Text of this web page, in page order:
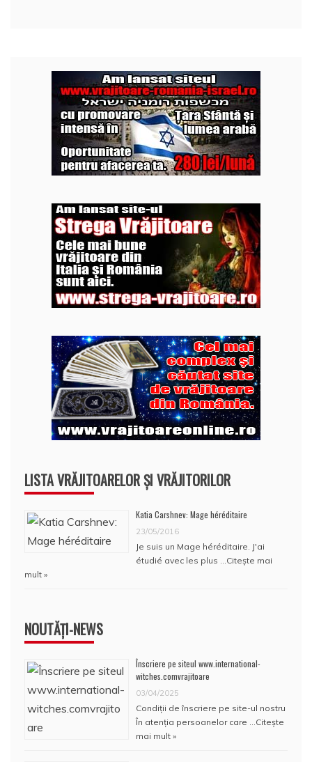
LISTA VRĂJITOARELOR ȘI VRĂJITORILOR
Katia Carshnev: Mage héréditaire
23/05/2016
Je suis un Mage héréditaire. J'ai
étudié avec les plus … Citește mai
mult »
NOUTĂȚI-NEWS
Înscriere pe siteul www.international-
witches.comvrajitoare
03/04/2025
Condiţii de înscriere pe site-ul nostru
În atenţia persoanelor care … Citește
mai mult »